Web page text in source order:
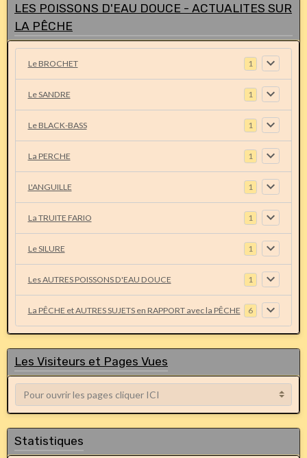
LES POISSONS D'EAU DOUCE - ACTUALITES SUR
LA PÊCHE
Le BROCHET 1
Le SANDRE 1
Le BLACK-BASS 1
La PERCHE 1
L'ANGUILLE 1
La TRUITE FARIO 1
Le SILURE 1
Les AUTRES POISSONS D'EAU DOUCE 1
La PÊCHE et AUTRES SUJETS en RAPPORT avec la PÊCHE 6
Les Visiteurs et Pages Vues
Statistiques